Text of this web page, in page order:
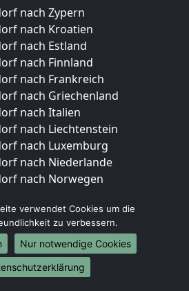
nach Zypern
nach Kroatien
nach Estland
nach Finnland
nach Frankreich
nach Griechenland
nach Italien
nach Liechtenstein
nach Luxemburg
nach Niederlande
nach Norwegen
nach Berlin
nach Hamburg
nach München
nach Köln
verwendet Cookies um die
zu verbessern.
Nur notwendige Cookies